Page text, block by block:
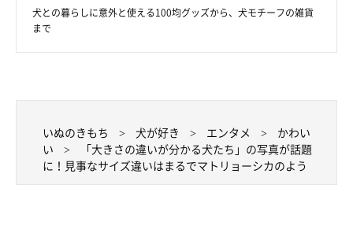
犬との暮らしに意外と使える100均グッズから、犬モチーフの雑貨
まで
いぬのきもち 犬が好き エンタメ
かわい
い
「大きさの違いが分かる犬たち」の写真が話題
に！見事なサイズ違いはまるでマトリョーシカのよう